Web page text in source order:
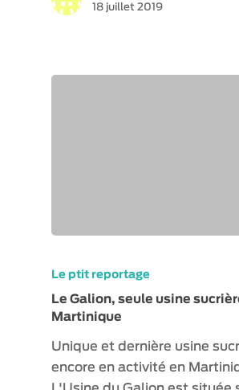
18 juillet 2019
Le ptit reportage
Le Galion, seule usine
Martinique
Unique et dernière usine
encore en activité en